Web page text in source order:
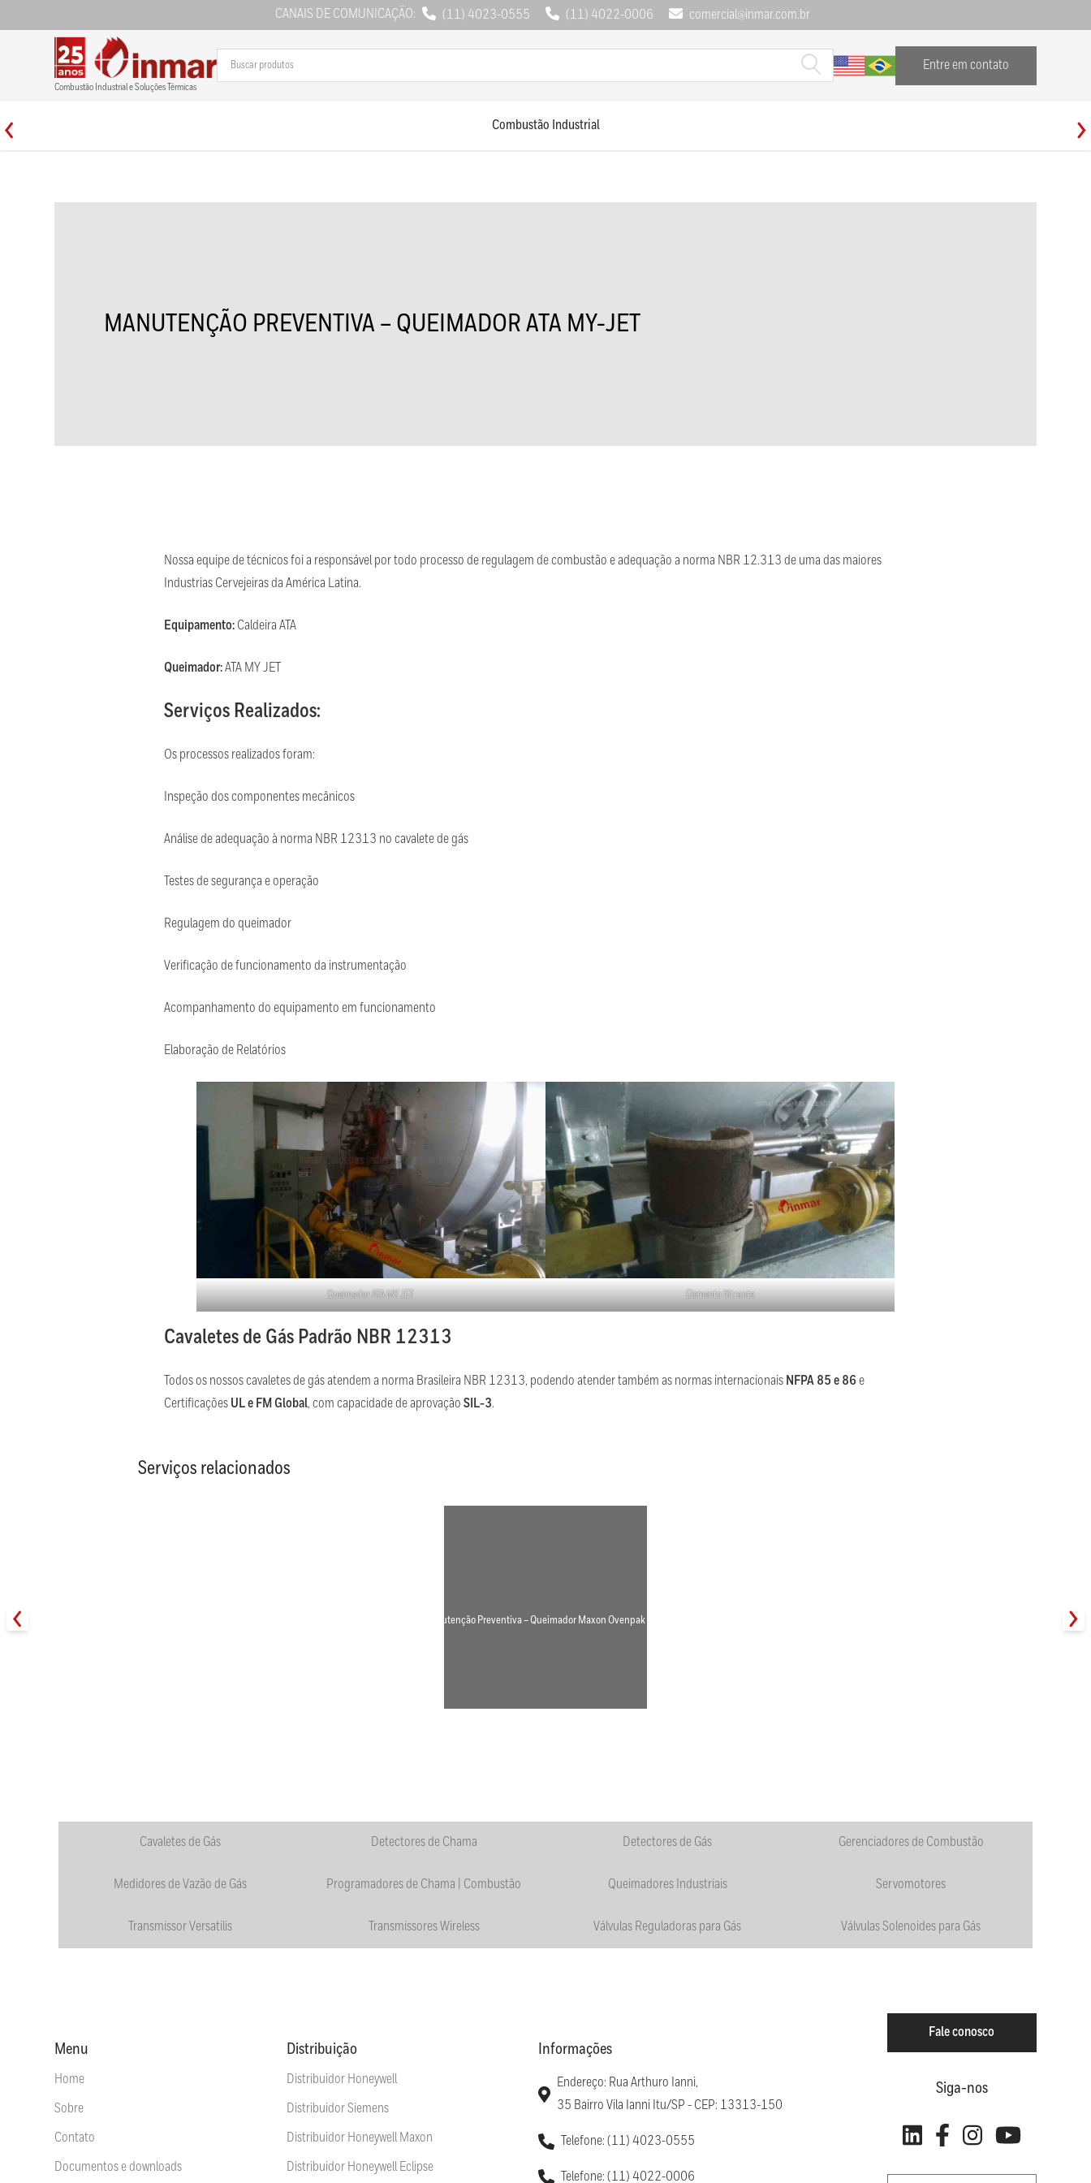
CANAIS DE COMUNICAÇÃO: (11) 4023-0555 (11) 4022-0006 comercial@inmar.com.br
Combustão Industrial e Soluções Térmicas
Entre em contato
Combustão Industrial
MANUTENÇÃO PREVENTIVA – QUEIMADOR ATA MY-JET
Nossa equipe de técnicos foi a responsável por todo processo de regulagem de combustão e adequação a norma NBR 12.313 de uma das maiores
Industrias Cervejeiras da América Latina.
Equipamento: Caldeira ATA
Queimador:ATA MY JET
Serviços Realizados:
Os processos realizados foram:
Inspeção dos componentes mecânicos
Análise de adequação à norma NBR 12313 no cavalete de gás
Testes de segurança e operação
Regulagem do queimador
Verificação de funcionamento da instrumentação
Acompanhamento do equipamento em funcionamento
Elaboração de Relatórios
Queimador ATA MY JET Elemento filtrante
Cavaletes de Gás Padrão NBR 12313
Todos os nossos cavaletes de gás atendem a norma Brasileira NBR 12313, podendo atender também as normas internacionais NFPA 85 e 86 e
Certificações UL e FM Global, com capacidade de aprovação SIL-3.
Serviços relacionados
Manutenção Preventiva – Queimador Maxon Ovenpak EB-1
Cavaletes de Gás Detectores de Chama Detectores de Gás Gerenciadores de Combustão
Medidores de Vazão de Gás Programadores de Chama | Combustão Queimadores Industriais Servomotores
Transmissor Versatilis Transmissores Wireless Válvulas Reguladoras para Gás Válvulas Solenoides para Gás
Menu
Home
Sobre
Contato
Documentos e downloads
Distribuição
Distribuidor Honeywell
Distribuidor Siemens
Distribuidor Honeywell Maxon
Distribuidor Honeywell Eclipse
Informações
Endereço: Rua Arthuro Ianni,
35 Bairro Vila Ianni Itu/SP - CEP: 13313-150
Telefone: (11) 4023-0555
Telefone: (11) 4022-0006
Fale conosco
Siga-nos